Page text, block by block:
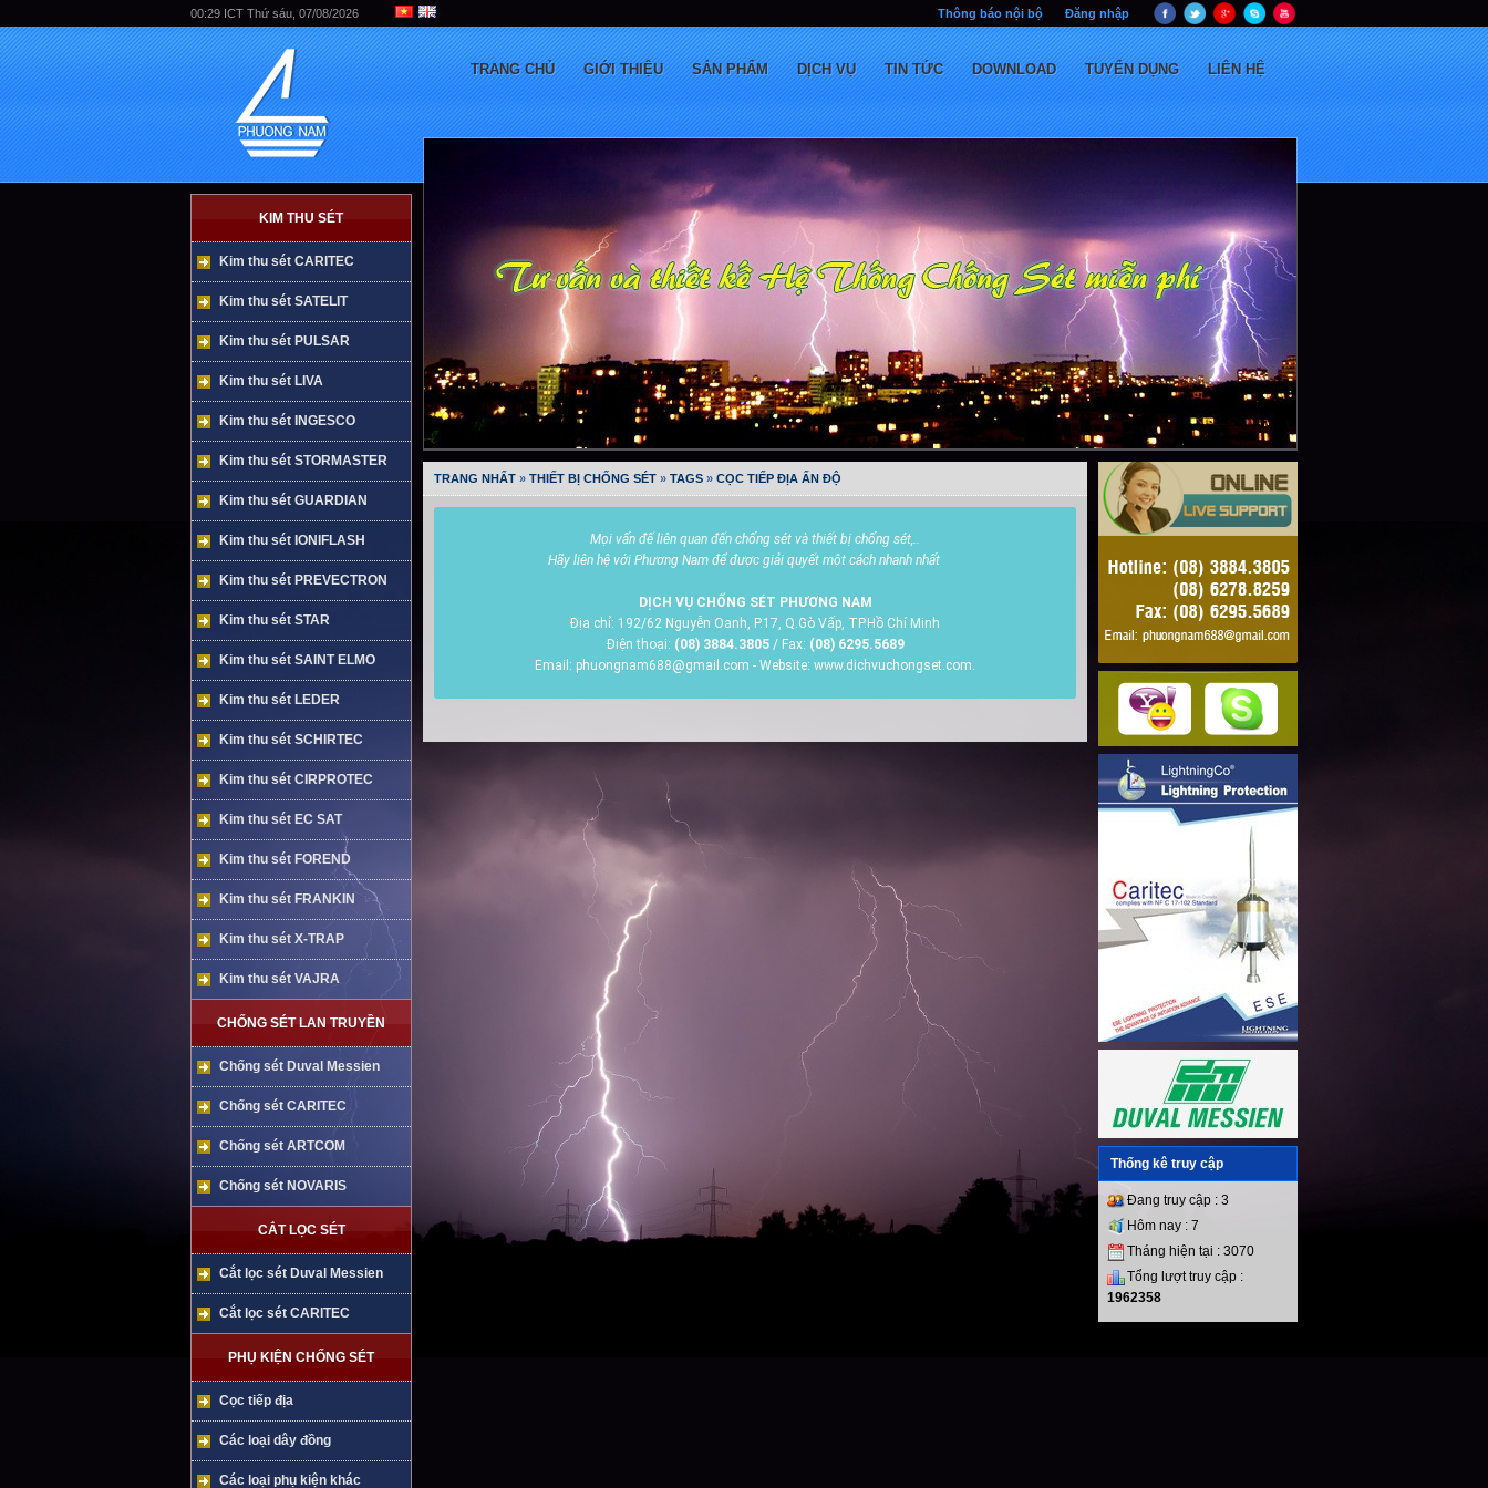
00:29 ICT Thứ sáu, 07/08/2026 Đăng nhập
Thông báo nội bộ
TRANG CHỦ GIỚI THIỆU SẢN PHẨM DỊCH VỤ TIN TỨC DOWNLOAD TUYỂN DỤNG LIÊN HỆ
KIM THU SÉT
Kim thu sét CARITEC
Kim thu sét SATELIT
Kim thu sét PULSAR
Kim thu sét LIVA
Kim thu sét INGESCO
Kim thu sét STORMASTER
Kim thu sét GUARDIAN
Kim thu sét IONIFLASH
Kim thu sét PREVECTRON
Kim thu sét STAR
Kim thu sét SAINT ELMO
Kim thu sét LEDER
Kim thu sét SCHIRTEC
Kim thu sét CIRPROTEC
Kim thu sét EC SAT
Kim thu sét FOREND
Kim thu sét FRANKIN
Kim thu sét X-TRAP
Kim thu sét VAJRA
CHỐNG SÉT LAN TRUYỀN
Chống sét Duval Messien
Chống sét CARITEC
Chống sét ARTCOM
Chống sét NOVARIS
CẮT LỌC SÉT
Cắt lọc sét Duval Messien
Cắt lọc sét CARITEC
PHỤ KIỆN CHỐNG SÉT
Cọc tiếp địa
Các loại dây đồng
Các loại phụ kiện khác
TRANG NHẤT » THIẾT BỊ CHỐNG SÉT » TAGS » CỌC TIẾP ĐỊA ẤN ĐỘ
Mọi vấn đế liên quan đến chống sét và thiết bị chống sét,..
Hãy liên hệ với Phương Nam để được giải quyết một cách nhanh nhất
DỊCH VỤ CHỐNG SÉT PHƯƠNG NAM
Địa chỉ: 192/62 Nguyễn Oanh, P.17, Q.Gò Vấp, TP.Hồ Chí Minh
Điện thoại: (08) 3884.3805/ Fax: (08) 6295.5689
Email: phuongnam688@gmail.com - Website: www.dichvuchongset.com.
Thống kê truy cập
Đang truy cập : 3
Hôm nay : 7
Tháng hiện tại : 3070
Tổng lượt truy cập :
1962358